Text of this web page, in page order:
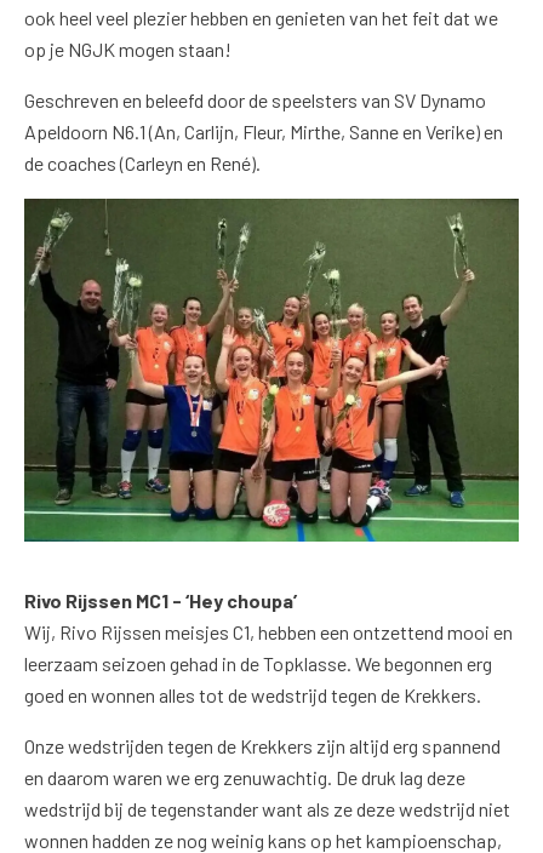
ook heel veel plezier hebben en genieten van het feit dat we
op je NGJK mogen staan!
Geschreven en beleefd door de speelsters van SV Dynamo
Apeldoorn N6.1 (An, Carlijn, Fleur, Mirthe, Sanne en Verike) en
de coaches (Carleyn en René).
Rivo Rijssen MC1 - ‘Hey choupa’
Wij, Rivo Rijssen meisjes C1, hebben een ontzettend mooi en
leerzaam seizoen gehad in de Topklasse. We begonnen erg
goed en wonnen alles tot de wedstrijd tegen de Krekkers.
Onze wedstrijden tegen de Krekkers zijn altijd erg spannend
en daarom waren we erg zenuwachtig. De druk lag deze
wedstrijd bij de tegenstander want als ze deze wedstrijd niet
wonnen hadden ze nog weinig kans op het kampioenschap,